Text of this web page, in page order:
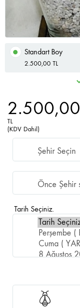
Standart Boy
2.500,00 TL
2.500,00
TL
(KDV Dahil)
Tarih Seçiniz.